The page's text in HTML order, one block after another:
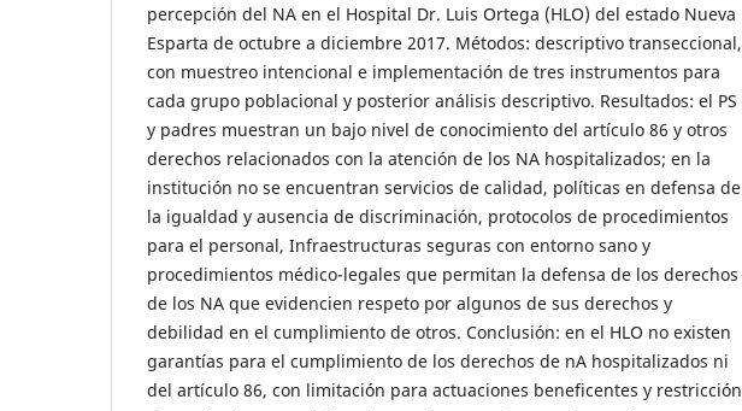
percepción del NA en el Hospital Dr. Luis Ortega (HLO) del estado Nueva
Esparta de octubre a diciembre 2017. Métodos: descriptivo transeccional,
con muestreo intencional e implementación de tres instrumentos para
cada grupo poblacional y posterior análisis descriptivo. Resultados: el PS
y padres muestran un bajo nivel de conocimiento del artículo 86 y otros
derechos relacionados con la atención de los NA hospitalizados; en la
institución no se encuentran servicios de calidad, políticas en defensa de
la igualdad y ausencia de discriminación, protocolos de procedimientos
para el personal, Infraestructuras seguras con entorno sano y
procedimientos médico-legales que permitan la defensa de los derechos
de los NA que evidencien respeto por algunos de sus derechos y
debilidad en el cumplimiento de otros. Conclusión: en el HLO no existen
garantías para el cumplimiento de los derechos de nA hospitalizados ni
del artículo 86, con limitación para actuaciones beneficentes y restricción